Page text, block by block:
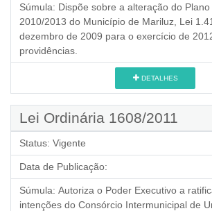
Súmula: Dispõe sobre a alteração do Plano
2010/2013 do Município de Mariluz, Lei
dezembro de 2009 para o exercício de
providências.
DETALHES
Lei Ordinária 1608/2011
Status: Vigente
Data de Publicação:
Súmula: Autoriza o Poder Executivo a
intenções do Consórcio Intermunicipal de